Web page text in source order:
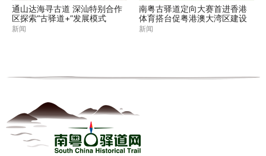
通山达海寻古道 深汕特别合作
区探索“古驿道+”发展模式
新闻
南粤古驿道定向大赛首进香港
体育搭台促粤港澳大湾区建设
新闻